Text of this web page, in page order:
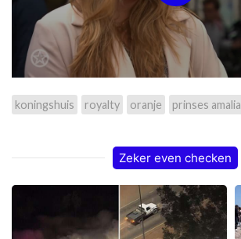
koningshuis royalty oranje prinses amalia
Zeker even checken